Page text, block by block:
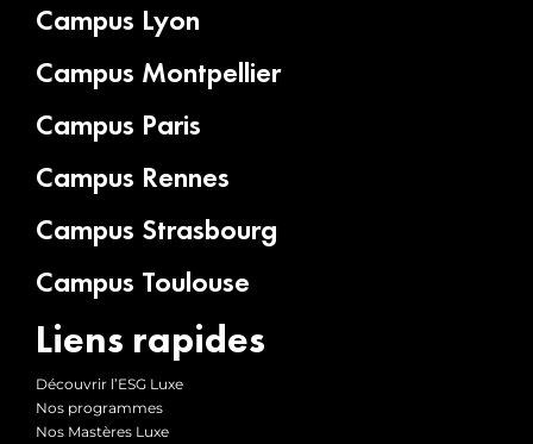
Campus Lyon
Campus Montpellier
Campus Paris
Campus Rennes
Campus Strasbourg
Campus Toulouse
Liens rapides
Découvrir l’ESG Luxe
Nos programmes
Nos Mastères Luxe